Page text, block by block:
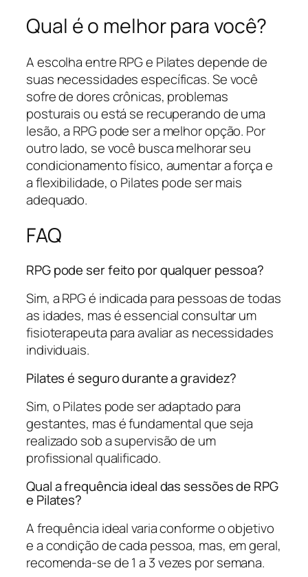
Qual é o melhor para você?
A escolha entre RPG e Pilates depende de
suas necessidades específicas. Se você
sofre de dores crônicas, problemas
posturais ou está se recuperando de uma
lesão, a RPG pode ser a melhor opção. Por
outro lado, se você busca melhorar seu
condicionamento físico, aumentar a força e
a flexibilidade, o Pilates pode ser mais
adequado.
FAQ
RPG pode ser feito por qualquer pessoa?
Sim, a RPG é indicada para pessoas de todas
as idades, mas é essencial consultar um
fisioterapeuta para avaliar as necessidades
individuais.
Pilates é seguro durante a gravidez?
Sim, o Pilates pode ser adaptado para
gestantes, mas é fundamental que seja
realizado sob a supervisão de um
profissional qualificado.
Qual a frequência ideal das sessões de RPG
e Pilates?
A frequência ideal varia conforme o objetivo
e a condição de cada pessoa, mas, em geral,
recomenda-se de 1 a 3 vezes por semana.